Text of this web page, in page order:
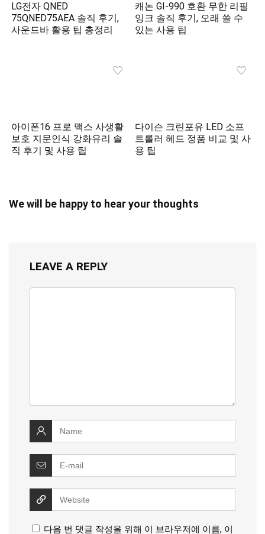
LG전자 QNED
75QNED75AEA 솔직 후기,
사운드바 활용 팁 총정리
캐논 GI-990 호환 무한 리필
잉크 솔직 후기, 오래 쓸 수
있는 사용 팁
아이폰16 프로 맥스 사생활
보호 지문인식 강화유리 솔
직 후기 및 사용 팁
다이슨 크린포유 LED 소프
트롤러 헤드 정품 비교 및 사
용 팁
We will be happy to hear your thoughts
LEAVE A REPLY
다음 번 댓글 작성을 위해 이 브라우저에 이름, 이